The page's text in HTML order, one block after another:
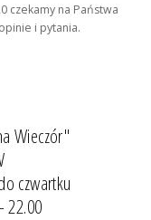
czekamy na Państwa
i pytania.
Wieczór"
czwartku
22.00